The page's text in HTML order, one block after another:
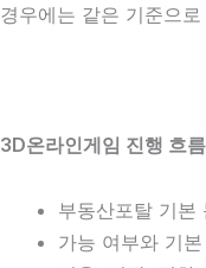
경우에는 같은 기준으
3D온라인게임 진행 흐
부동산포탈 기본
가능 여부와 기